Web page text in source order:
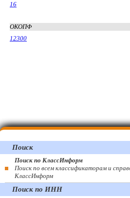
16
ОКОПФ
12300
Поиск
Поиск по КлассИнформ
Поиск по всем классификаторам и
КлассИнформ
Поиск по ИНН